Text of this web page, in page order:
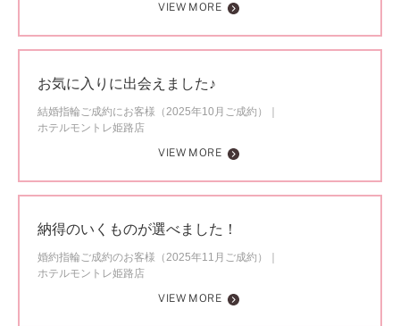
VIEW MORE
お気に入りに出会えました♪
結婚指輪ご成約にお客様（2025年10月ご成約）
ホテルモントレ姫路店
VIEW MORE
納得のいくものが選べました！
婚約指輪ご成約のお客様（2025年11月ご成約）
ホテルモントレ姫路店
VIEW MORE